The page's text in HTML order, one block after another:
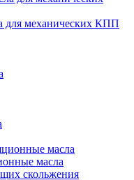
для механических КПП
масла